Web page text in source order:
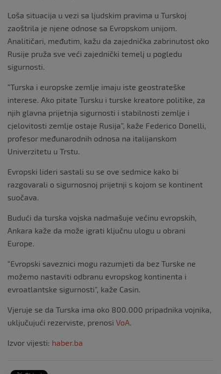
Loša situacija u vezi sa ljudskim pravima u Turskoj
zaoštrila je njene odnose sa Evropskom unijom.
Analitičari, međutim, kažu da zajednička zabrinutost oko
Rusije pruža sve veći zajednički temelj u pogledu
sigurnosti.
“Turska i europske zemlje imaju iste geostrateške
interese. Ako pitate Tursku i turske kreatore politike, za
njih glavna prijetnja sigurnosti i stabilnosti zemlje i
cjelovitosti zemlje ostaje Rusija”, kaže Federico Donelli,
profesor međunarodnih odnosa na italijanskom
Univerzitetu u Trstu.
Evropski lideri sastali su se ove sedmice kako bi
razgovarali o sigurnosnoj prijetnji s kojom se kontinent
suočava.
Budući da turska vojska nadmašuje većinu evropskih,
Ankara kaže da može igrati ključnu ulogu u obrani
Europe.
“Evropski saveznici mogu razumjeti da bez Turske ne
možemo nastaviti odbranu evropskog kontinenta i
evroatlantske sigurnosti”, kaže Casin.
Vjeruje se da Turska ima oko 800.000 pripadnika vojnika,
uključujući rezerviste, prenosi VoA
Izvor vijesti: haber.ba